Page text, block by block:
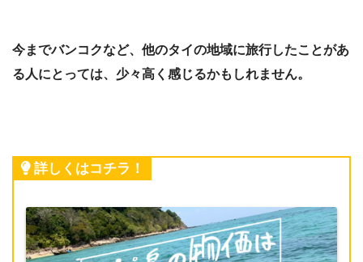
今までバンコクなど、他のタイの地域に旅行したことがあ
る人にとっては、少々高く感じるかもしれません。
詳しくはコチラ！